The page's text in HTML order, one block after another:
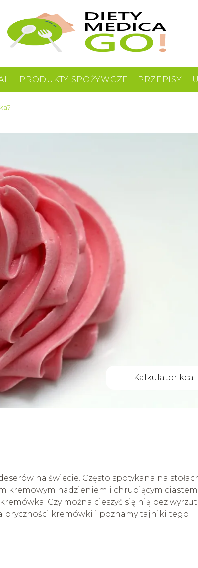
PRODUKTY SPOŻYWCZE PRZEPISY
Kalkulator kcal
na świecie. Często spotykana na
kremowym nadzieniem i chrupiącym ciastem.
Czy można cieszyć się nią bez
kremówki i poznamy tajniki tego